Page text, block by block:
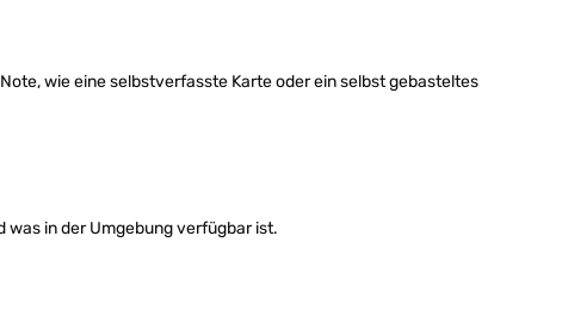
wie eine selbstverfasste Karte oder ein selbst gebasteltes
was in der Umgebung verfügbar ist.